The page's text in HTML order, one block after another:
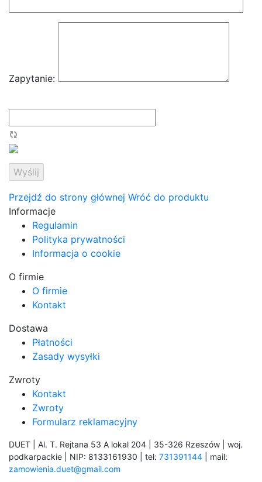
Zapytanie:
Przejdź do strony głównej Wróć do produktu
Informacje
Regulamin
Polityka prywatności
Informacja o cookie
O firmie
O firmie
Kontakt
Dostawa
Płatności
Zasady wysyłki
Zwroty
Kontakt
Zwroty
Formularz reklamacyjny
DUET | Al. T. Rejtana 53 A lokal 204 | 35-326 Rzeszów | woj.
podkarpackie | NIP: 8133161930 | tel: 731391144 | mail:
zamowienia.duet@gmail.com